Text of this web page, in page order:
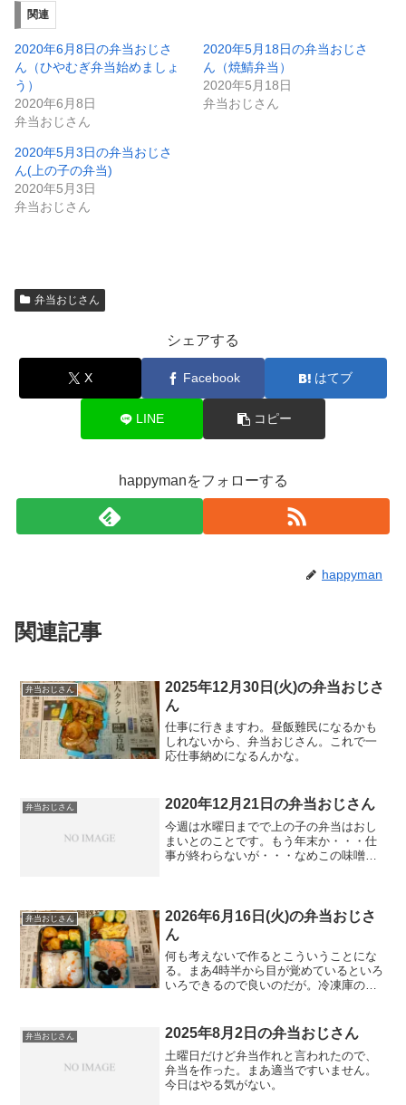
関連
2020年6月8日の弁当おじさ
ん（ひやむぎ弁当始めましょ
う）
2020年6月8日
弁当おじさん
2020年5月18日の弁当おじさ
ん（焼鯖弁当）
2020年5月18日
弁当おじさん
2020年5月3日の弁当おじさ
ん(上の子の弁当)
2020年5月3日
弁当おじさん
弁当おじさん
シェアする
X Facebook はてブ
LINE コピー
happymanをフォローする
happyman
関連記事
弁当おじさん
2025年12月30日(火)の弁当おじさ
ん
仕事に行きますわ。昼飯難民になるかも
しれないから、弁当おじさん。これで一
応仕事納めになるんかな。
弁当おじさん 2020年12月21日の弁当おじさん
今週は水曜日までで上の子の弁当はおし
まいとのことです。もう年末か・・・仕
事が終わらないが・・・なめこの味噌汁
弁当おじさん
2026年6月16日(火)の弁当おじさ
ん
何も考えないで作るとこういうことにな
る。まあ4時半から目が覚めているといろ
いろできるので良いのだが。冷凍庫の保
弁当おじさん 2025年8月2日の弁当おじさん
土曜日だけど弁当作れと言われたので、
弁当を作った。まあ適当ですいません。
今日はやる気がない。